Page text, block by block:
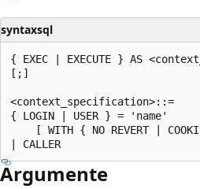
syntaxsql
{ EXEC | EXECUTE } AS
[;]
<context_specification>::=
{ LOGIN | USER } = 'name'
[ WITH { NO REVERT |
Argumente